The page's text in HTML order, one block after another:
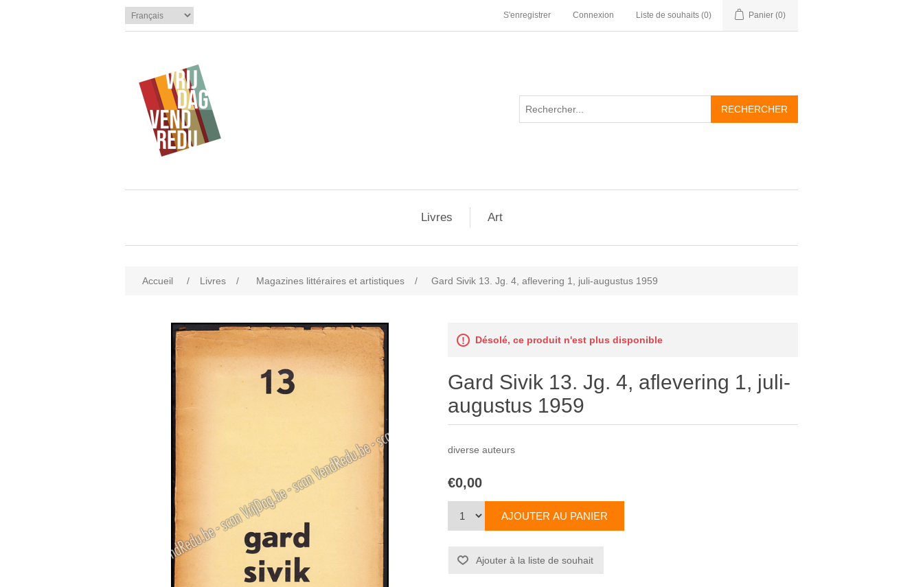
S'enregistrer Connexion Liste de souhaits (0) Panier (0)
Livres Art
Accueil / Livres / Magazines littéraires et artistiques / Gard Sivik 13. Jg. 4, aflevering 1, juli-augustus 1959
Désolé, ce produit n'est plus disponible
Gard Sivik 13. Jg. 4, aflevering 1, juli-
augustus 1959
diverse auteurs
€0,00